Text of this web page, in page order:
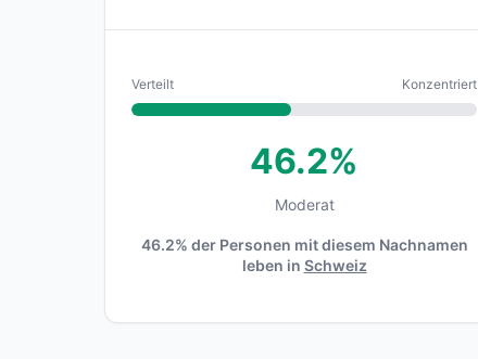
Verteilt Konzentriert
46.2%
Moderat
46.2% der Personen mit diesem Nachnamen
leben in Schweiz